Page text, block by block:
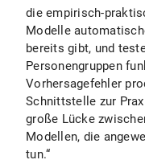
die empirisch-
Modelle
bereits gibt, und
Personengruppen
Vorhersagefehler
Schnittstelle zur
große Lücke
Modellen, die
tun.“